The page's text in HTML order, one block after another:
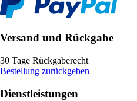
Versand und Rückgabe
30 Tage Rückgaberecht
Bestellung zurückgeben
Dienstleistungen